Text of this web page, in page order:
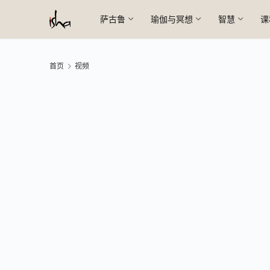
萨古鲁 瑜伽与冥想 智慧
首页 视频